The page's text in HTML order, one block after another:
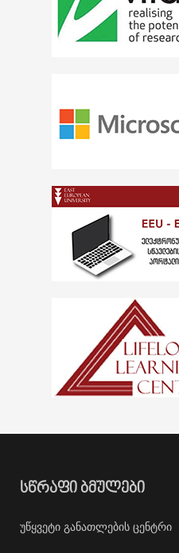
ᲡᲬᲠᲐᲤᲘ ᲑᲛᲣᲚᲔᲑᲘ
უწყვეტი განათლების ცენტრი